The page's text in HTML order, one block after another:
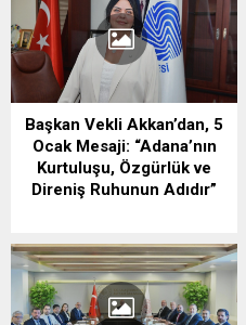
Başkan Vekli Akkan’dan, 5
Ocak Mesaji: “Adana’nın
Kurtuluşu, Özgürlük ve
Direniş Ruhunun Adıdır”